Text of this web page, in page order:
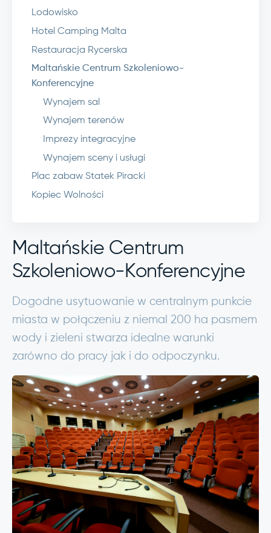
Lodowisko
Hotel Camping Malta
Restauracja Rycerska
Maltańskie Centrum Szkoleniowo-
Konferencyjne
Wynajem sal
Wynajem terenów
Imprezy integracyjne
Wynajem sceny i usługi
Plac zabaw Statek Piracki
Kopiec Wolności
Maltańskie Centrum
Szkoleniowo-Konferencyjne
Dogodne usytuowanie w centralnym punkcie
miasta w połączeniu z niemal 200 ha pasmem
wody i zieleni stwarza idealne warunki
zarówno do pracy jak i do odpoczynku.